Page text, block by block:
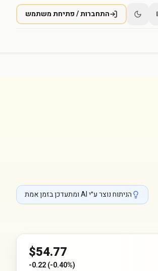
התחברות / פתיחת משתמש
הניתוח נוצר ע״י AI ומתעדכן בזמן אמת
$54.77
-0.22(-0.40%)